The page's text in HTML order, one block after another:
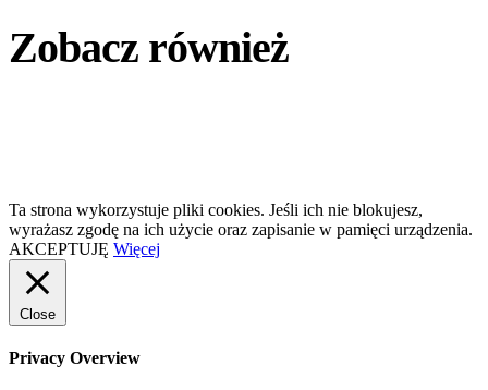
Zobacz również
Ta strona wykorzystuje pliki cookies. Jeśli ich nie blokujesz,
wyrażasz zgodę na ich użycie oraz zapisanie w pamięci urządzenia.
AKCEPTUJĘ Więcej
Close
Privacy Overview